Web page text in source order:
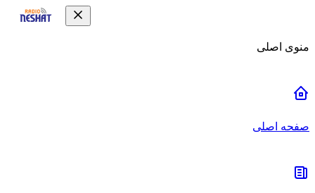
منوی اصلی
صفحه اصلی